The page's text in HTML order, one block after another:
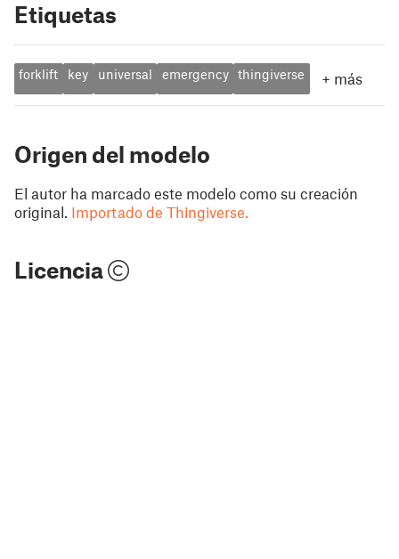
Etiquetas
forklift key universal emergency thingiverse + más
Origen del modelo
El autor ha marcado este modelo como su creación
original. Importado de Thingiverse.
Licencia